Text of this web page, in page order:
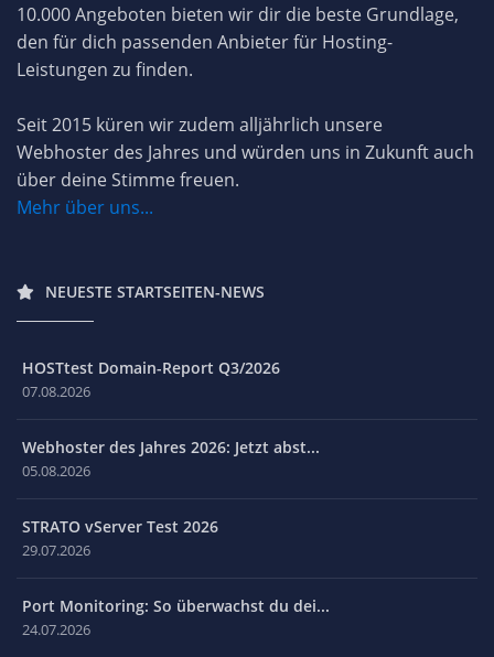
10.000 Angeboten bieten wir dir die beste Grundlage,
den für dich passenden Anbieter für Hosting-
Leistungen zu finden.
Seit 2015 küren wir zudem alljährlich unsere
Webhoster des Jahres und würden uns in Zukunft auch
über deine Stimme freuen.
Mehr über uns...
NEUESTE STARTSEITEN-NEWS
HOSTtest Domain-Report Q3/2026
07.08.2026
Webhoster des Jahres 2026: Jetzt abst...
05.08.2026
STRATO vServer Test 2026
29.07.2026
Port Monitoring: So überwachst du dei...
24.07.2026